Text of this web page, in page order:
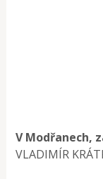
V Modřanech,
VLADIMÍR